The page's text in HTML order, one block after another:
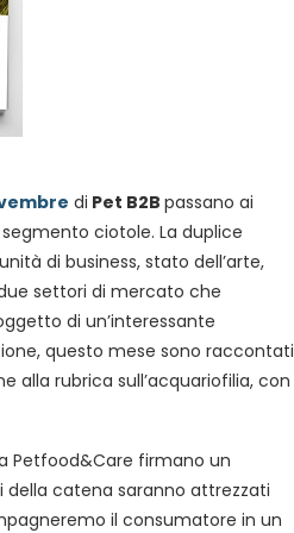
di Pet B2B passano ai
ciotole. La duplice
di business, stato dell’arte,
settori di mercato che
di un’interessante
questo mese sono raccontati
alla rubrica sull’acquariofilia, con
Petfood&Care firmano un
della catena saranno attrezzati
il consumatore in un